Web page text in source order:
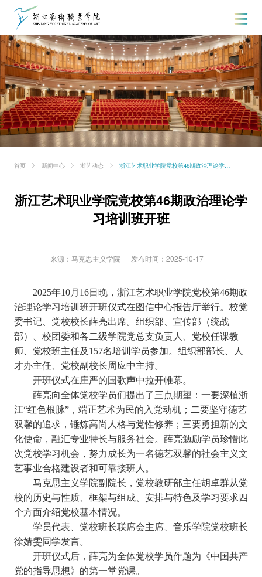
首页 新闻中心 浙艺动态
浙江艺术职业学院党校第46期政治理论学
习培训班开班
来源：马克思主义学院 发布时间：2025-10-17
2025年10月16日晚，浙江艺术职业学院党校第46期政
治理论学习培训班开班仪式在图信中心报告厅举行。校党
委书记、党校校长薛亮出席。组织部、宣传部（统战
部）
、校团委和各二级学院党总支负责人、党校任课教
师、党校班主任及157名培训学员参加。组织部部长、人
才办主任、党校副校长周应中主持。
开班仪式在庄严的国歌声中拉开帷幕。
薛亮向全体党校学员们提出了三点期望：一要深植浙
江“红色根脉”，端正艺术为民的入党动机；二要坚守德艺
双馨的追求，锤炼高尚人格与党性修养；三要勇担新的文
化使命，融汇专业特长与服务社会。薛亮勉励学员珍惜此
次党校学习机会，努力成长为一名德艺双馨的社会主义文
艺事业合格建设者和可靠接班人。
马克思主义学院副院长，党校教研部主任胡卓群从党
校的历史与性质、 框架与组成、安排与特色及学习要求四
个方面介绍党校基本情况。
学员代表、党校班长联席会主席、音乐学院党校班长
徐婧雯同学发言。
开班仪式后，薛亮为全体党校学员作题为《中国共产
党的指导思想》的第一堂党课。